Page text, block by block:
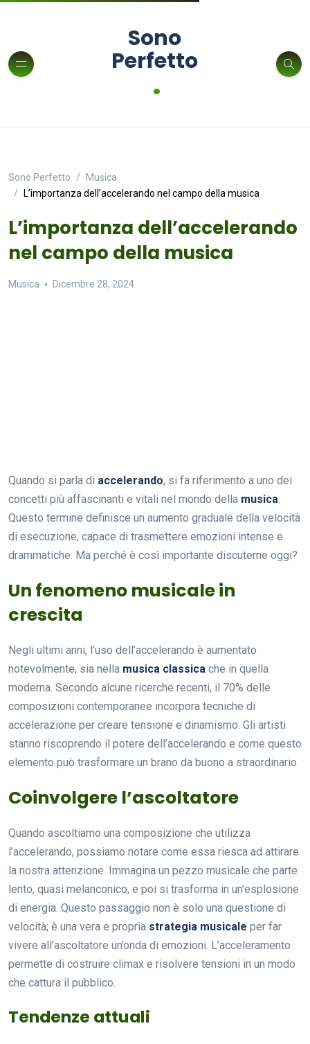
Sono
Perfetto
.
Sono Perfetto
Musica
L’importanza dell’accelerando nel campo della musica
L’importanza dell’accelerando
nel campo della musica
Musica Dicembre 28, 2024
Quando si parla di accelerando, si fa riferimento a uno dei
concetti più affascinanti e vitali nel mondo della musica.
Questo termine definisce un aumento graduale della velocità
di esecuzione, capace di trasmettere emozioni intense e
drammatiche. Ma perché è così importante discuterne oggi?
Un fenomeno musicale in
crescita
Negli ultimi anni, l’uso dell’accelerando è aumentato
notevolmente, sia nella musica classica che in quella
moderna. Secondo alcune ricerche recenti, il 70% delle
composizioni contemporanee incorpora tecniche di
accelerazione per creare tensione e dinamismo. Gli artisti
stanno riscoprendo il potere dell’accelerando e come questo
elemento può trasformare un brano da buono a straordinario.
Coinvolgere l’ascoltatore
Quando ascoltiamo una composizione che utilizza
l’accelerando, possiamo notare come essa riesca ad attirare
la nostra attenzione. Immagina un pezzo musicale che parte
lento, quasi melanconico, e poi si trasforma in un’esplosione
di energia. Questo passaggio non è solo una questione di
velocità; è una vera e propria strategia musicale per far
vivere all’ascoltatore un’onda di emozioni. L’acceleramento
permette di costruire climax e risolvere tensioni in un modo
che cattura il pubblico.
Tendenze attuali